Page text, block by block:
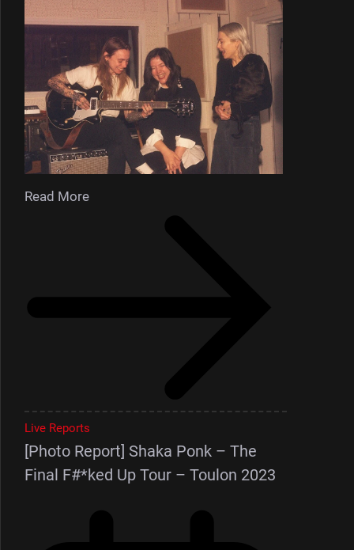
Read More
Live Reports
[Photo Report] Shaka Ponk – The
Final F#*ked Up Tour – Toulon 2023